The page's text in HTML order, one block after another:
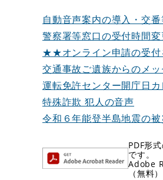
自動音声案内の導入・交
警察署等窓口の受付時間
★★オンライン申請の受
交通事故ご遺族からのメッ
運転免許センター開庁日
特殊詐欺 犯人の音声
令和６年能登半島地震の
PDF形
です。
Adobe
（無料）